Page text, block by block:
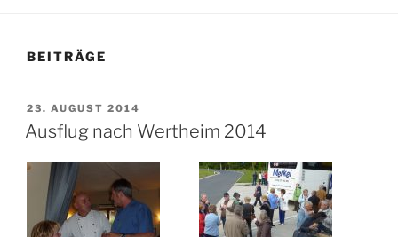
BEITRÄGE
VERÖFFENTLICHT
AM
23. AUGUST 2014
Ausflug nach Wertheim 2014